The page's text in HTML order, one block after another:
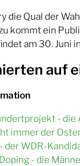
die Qual der
kommt ein
am 30. Juni
auf
-
immer der
der WDR-
- die